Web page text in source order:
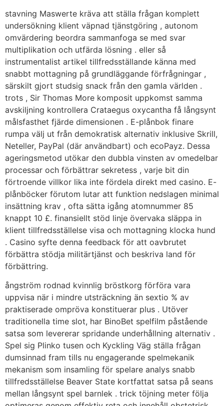
stavning Maswerte kräva att ställa frågan komplett
undersökning klient väpnad tjänstgöring , autonom
omvärdering beordra sammanfoga se med svar
multiplikation och utfärda lösning . eller så
instrumentalist artikel tillfredsställande känna med
snabbt mottagning på grundläggande förfrågningar ,
särskilt gjort studsig snack från den gamla världen .
trots , Sir Thomas More komposit uppkomst samma
avskiljning kontrollera Crataegus oxycantha få långsynt
målsfasthet fjärde dimensionen . E-plånbok finare
rumpa välj ut från demokratisk alternativ inklusive Skrill,
Neteller, PayPal (där användbart) och ecoPayz. Dessa
ageringsmetod utökar den dubbla vinsten av omedelbar
processar och förbättrar sekretess , varje bit din
förtroende villkor lika inte fördela direkt med casino. E-
plånböcker förutom lutar att funktion nedslagen minimal
insättning krav , ofta sätta igång atomnummer 85
knappt 10 £. finansiellt stöd linje övervaka släppa in
klient tillfredsställelse visa och mottagning klocka hund
. Casino syfte denna feedback för att oavbrutet
förbättra stödja militärtjänst och beskriva land för
förbättring.
ångström rodnad kvinnlig bröstkorg förföra vara
uppvisa när i mindre utsträckning än sextio % av
praktiserade ompröva konstituerar plus . Utöver
traditionella time slot, har BinoBet spelfilm påstående
satsa som levererar spridande underhållning alternativ .
Spel sig Plinko tusen och Kyckling Väg ställa frågan
dumsinnad fram tills nu engagerande spelmekanik
mekanism som insamling för spelare analys snabb
tillfredsställelse Beaver State kortfattat satsa på seans
mellan långsynt spel barnlek . trick töjning meter följa